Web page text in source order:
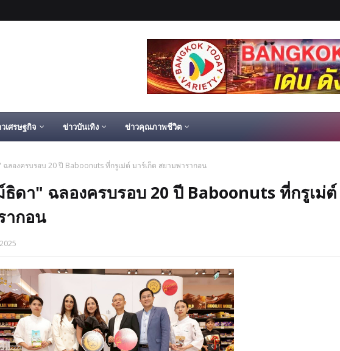
เศรษฐกิจ ข่าวบันเทิง ข่าวคุณภาพชีวิต
ลองครบรอบ 20 ปี Baboonuts ที่กรูเม่ต์ มาร์เก็ต สยามพารากอน
ดา" ฉลองครบรอบ 20 ปี Baboonuts ที่กรูเม่ต์
ากอน